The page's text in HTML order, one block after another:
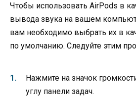
Чтобы использовать AirPods в
вывода звука на вашем
вам необходимо выбрать их в
по умолчанию. Следуйте этим
Нажмите на значок
углу панели задач.